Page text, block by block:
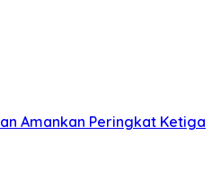
Amankan Peringkat Ketiga